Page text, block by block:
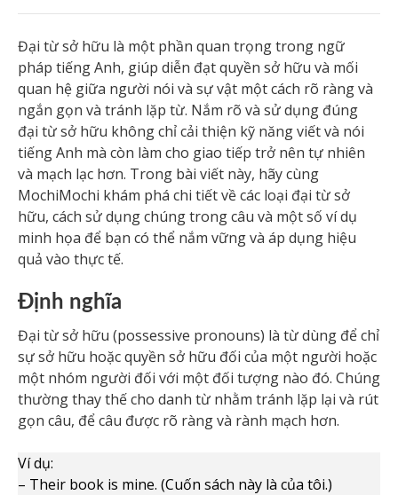
Đại từ sở hữu là một phần quan trọng trong ngữ
pháp tiếng Anh, giúp diễn đạt quyền sở hữu và mối
quan hệ giữa người nói và sự vật một cách rõ ràng và
ngắn gọn và tránh lặp từ. Nắm rõ và sử dụng đúng
đại từ sở hữu không chỉ cải thiện kỹ năng viết và nói
tiếng Anh mà còn làm cho giao tiếp trở nên tự nhiên
và mạch lạc hơn. Trong bài viết này, hãy cùng
MochiMochi khám phá chi tiết về các loại đại từ sở
hữu, cách sử dụng chúng trong câu và một số ví dụ
minh họa để bạn có thể nắm vững và áp dụng hiệu
quả vào thực tế.
Định nghĩa
Đại từ sở hữu (possessive pronouns) là từ dùng để chỉ
sự sở hữu hoặc quyền sở hữu đối của một người hoặc
một nhóm người đối với một đối tượng nào đó. Chúng
thường thay thế cho danh từ nhằm tránh lặp lại và rút
gọn câu, để câu được rõ ràng và rành mạch hơn.
Ví dụ:
– Their book is mine. (Cuốn sách này là của tôi.)